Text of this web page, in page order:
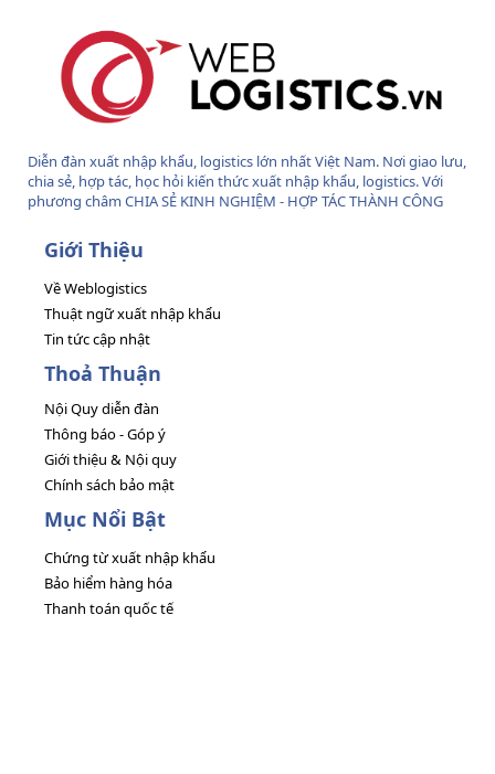
Diễn đàn xuất nhập khẩu, logistics lớn nhất Việt Nam. Nơi giao lưu,
chia sẻ, hợp tác, học hỏi kiến thức xuất nhập khẩu, logistics. Với
phương châm CHIA SẺ KINH NGHIỆM - HỢP TÁC THÀNH CÔNG
Giới Thiệu
Về Weblogistics
Thuật ngữ xuất nhập khẩu
Tin tức cập nhật
Thoả Thuận
Nội Quy diễn đàn
Thông báo - Góp ý
Giới thiệu & Nội quy
Chính sách bảo mật
Mục Nổi Bật
Chứng từ xuất nhập khẩu
Bảo hiểm hàng hóa
Thanh toán quốc tế